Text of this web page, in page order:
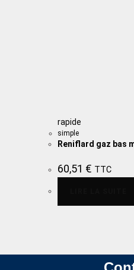
rapide
simple
Reniflard gaz bas
60,51 € TTC